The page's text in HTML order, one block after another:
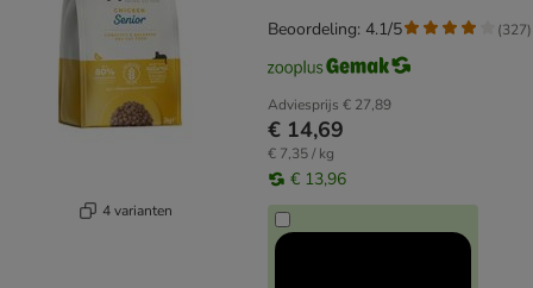
4 varianten
Adviesprijs € 27,89
€ 14,69
€ 7,35 / kg
€ 13,96
Beoordeling: 4.1/5 (327)